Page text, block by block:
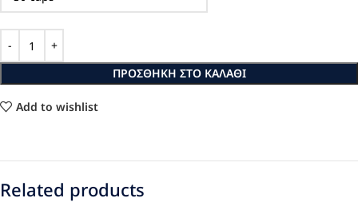
ΠΡΟΣΘΉΚΗ ΣΤΟ ΚΑΛΆΘΙ
Add to wishlist
Related products